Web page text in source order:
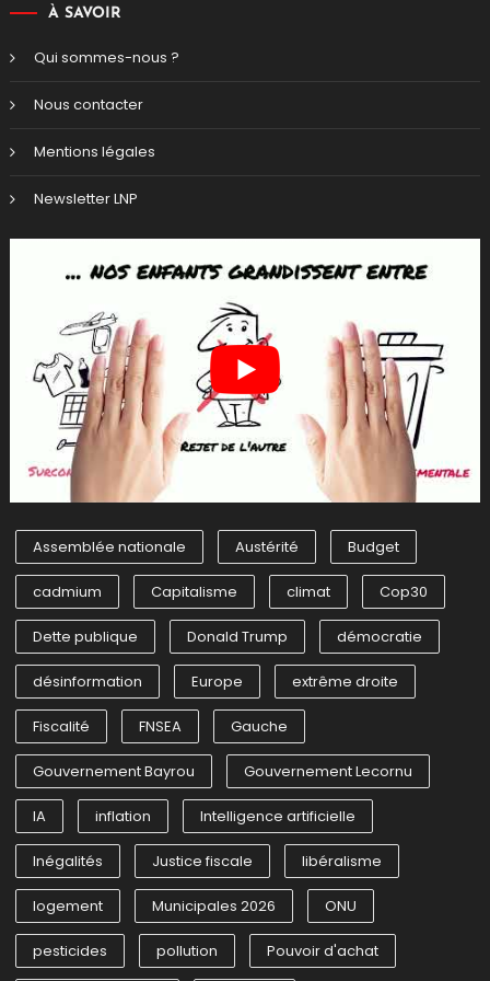
À SAVOIR
Qui sommes-nous ?
Nous contacter
Mentions légales
Newsletter LNP
Assemblée nationale Austérité Budget
cadmium Capitalisme climat Cop30
Dette publique Donald Trump démocratie
désinformation Europe extrême droite
Fiscalité FNSEA Gauche
Gouvernement Bayrou Gouvernement Lecornu
IA inflation Intelligence artificielle
Inégalités Justice fiscale libéralisme
logement Municipales 2026 ONU
pesticides pollution Pouvoir d'achat